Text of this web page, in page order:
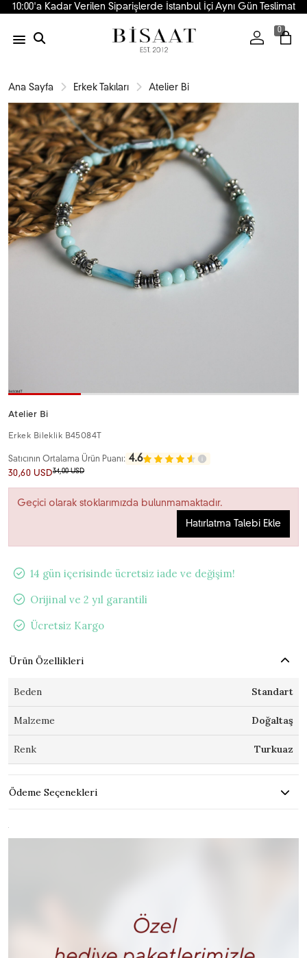
10:00'a Kadar Verilen Siparişlerde İstanbul İçi Aynı Gün Teslimat
0
Ana Sayfa Erkek Takıları Atelier Bi
Atelier Bi
Erkek Bileklik B45084T
Satıcının Ortalama Ürün Puanı: 4.6
30,60 USD34,00 USD
Geçici olarak stoklarımızda bulunmamaktadır.
Hatırlatma Talebi Ekle
14 gün içerisinde ücretsiz iade ve değişim!
Orijinal ve 2 yıl garantili
Ücretsiz Kargo
Ürün Özellikleri
Beden Standart
Malzeme Doğaltaş
Renk Turkuaz
Ödeme Seçenekleri